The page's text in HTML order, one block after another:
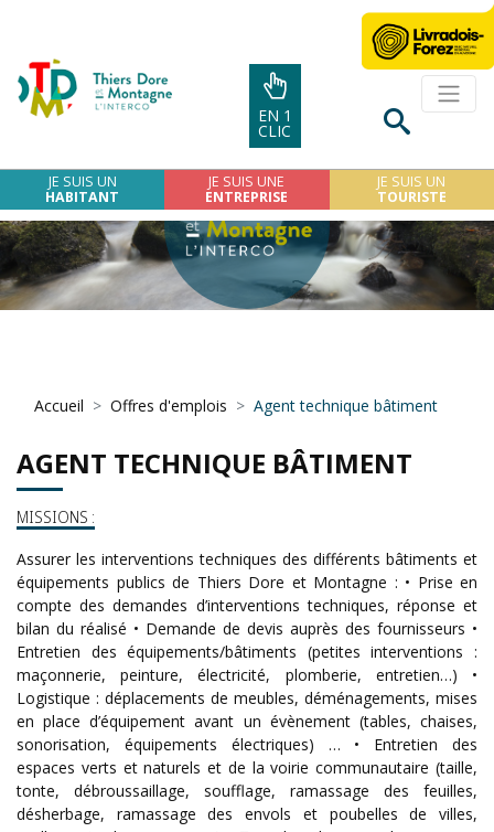
EN 1
CLIC
JE SUIS UN
HABITANT
JE SUIS UNE
ENTREPRISE
JE SUIS UN
TOURISTE
Accueil Offres d'emplois Agent technique bâtiment
AGENT TECHNIQUE BÂTIMENT
MISSIONS :
Assurer les interventions techniques des différents bâtiments et
équipements publics de Thiers Dore et Montagne : • Prise en
compte des demandes d’interventions techniques, réponse et
bilan du réalisé • Demande de devis auprès des fournisseurs •
Entretien des équipements/bâtiments (petites interventions :
maçonnerie, peinture, électricité, plomberie, entretien…) •
Logistique : déplacements de meubles, déménagements, mises
en place d’équipement avant un évènement (tables, chaises,
sonorisation, équipements électriques) … • Entretien des
espaces verts et naturels et de la voirie communautaire (taille,
tonte, débroussaillage, soufflage, ramassage des feuilles,
désherbage, ramassage des envols et poubelles de villes,